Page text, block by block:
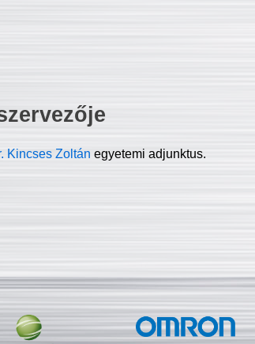
Kincses Zoltán egyetemi adjunktus.